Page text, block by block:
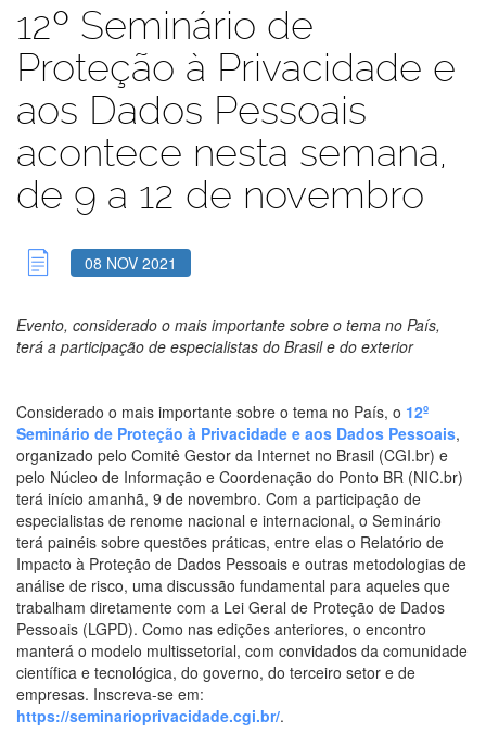
12º Seminário de
Proteção à Privacidade e
aos Dados Pessoais
acontece nesta semana,
de 9 a 12 de novembro
08 NOV 2021
Evento, considerado o mais importante sobre o tema no País,
terá a participação de especialistas do Brasil e do exterior
Considerado o mais importante sobre o tema no País, o 12º
Seminário de Proteção à Privacidade e aos Dados Pessoais,
organizado pelo Comitê Gestor da Internet no Brasil (CGI.br) e
pelo Núcleo de Informação e Coordenação do Ponto BR (NIC.br)
terá início amanhã, 9 de novembro. Com a participação de
especialistas de renome nacional e internacional, o Seminário
terá painéis sobre questões práticas, entre elas o Relatório de
Impacto à Proteção de Dados Pessoais e outras metodologias de
análise de risco, uma discussão fundamental para aqueles que
trabalham diretamente com a Lei Geral de Proteção de Dados
Pessoais (LGPD). Como nas edições anteriores, o encontro
manterá o modelo multissetorial, com convidados da comunidade
científica e tecnológica, do governo, do terceiro setor e de
empresas. Inscreva-se em:
https://seminarioprivacidade.cgi.br/.